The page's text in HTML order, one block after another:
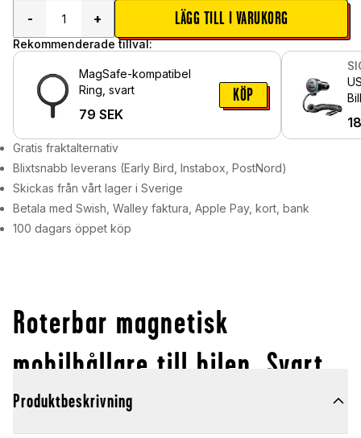
-
+ LÄGG TILL I VARUKORG
Rekommenderade tillval:
MagSafe-kompatibel
Ring, svart
79 SEK
KÖP
Gratis fraktalternativ
Blixtsnabb leverans (Early Bird, Instabox, PostNord)
Skickas från vårt lager i Sverige
Betala med Swish, Walley faktura, Apple Pay, kort, bank
100 dagars öppet köp
Roterbar magnetisk
mobilhållare till bilen, Svart
Produktbeskrivning